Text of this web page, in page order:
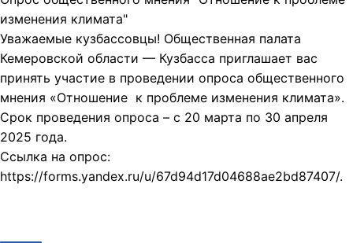
изменения климата"
Уважаемые кузбассовцы! Общественная палата
Кемеровской области — Кузбасса приглашает вас
принять участие в проведении опроса общественного
мнения «Отношение к проблеме изменения климата».
Срок проведения опроса – с 20 марта по 30 апреля
2025 года.
Ссылка на опрос:
https://forms.yandex.ru/u/67d94d17d04688ae2bd87407/.